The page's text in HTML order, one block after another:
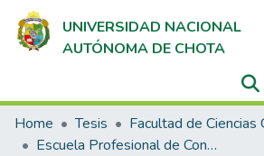
UNIVERSIDAD NACIONAL
AUTÓNOMA DE CHOTA
Communities & Collections
All of DSpace
Home Tesis
Escuela Profesional de Contabilidad